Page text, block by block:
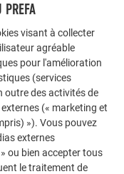
visant à collecter
agréable
pour l'amélioration
(services
outre des activités de
(« marketing et
»). Vous pouvez
externes
ou bien accepter tous
le traitement de